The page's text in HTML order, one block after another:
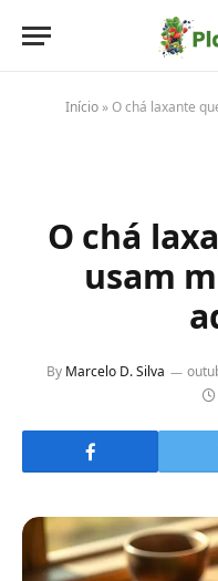
Início»O chá laxante
O chá
usam
By Marcelo D. Silva